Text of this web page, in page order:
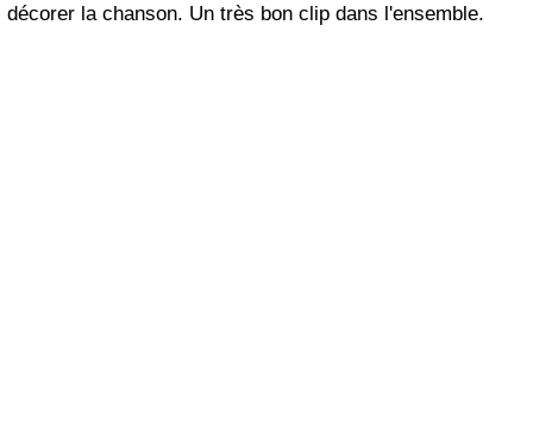
décorer la chanson. Un très bon clip dans l'ensemble.